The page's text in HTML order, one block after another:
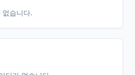
없습니다.